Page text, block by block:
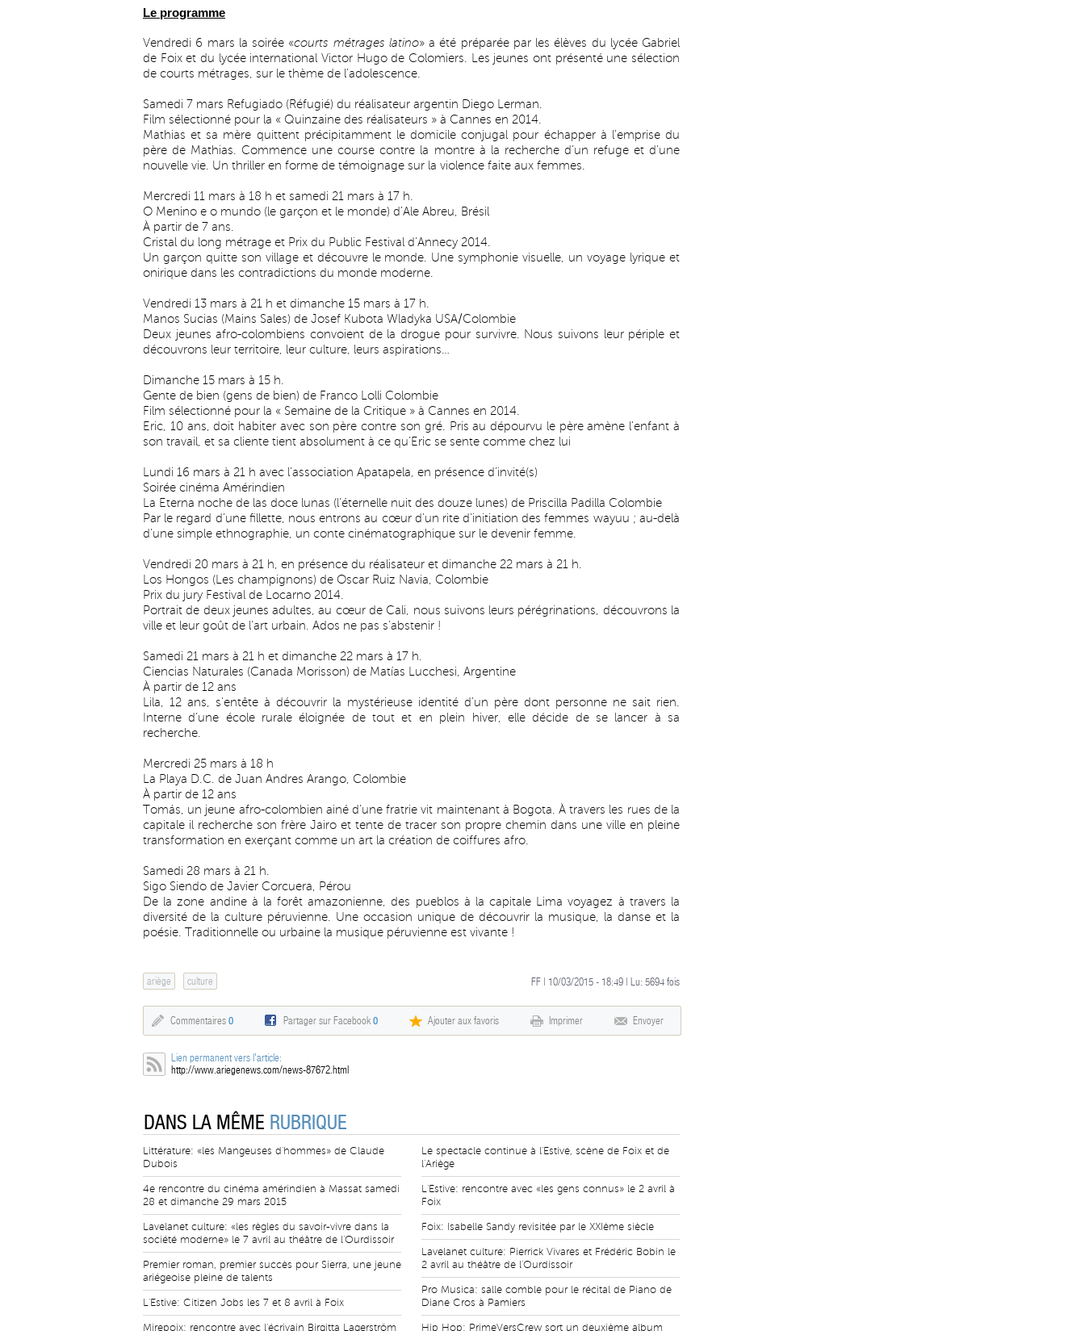
Le programme
Vendredi 6 mars la soirée «courts métrages latino» a été préparée par les élèves du lycée Gabriel
de Foix et du lycée international Victor Hugo de Colomiers. Les jeunes ont présenté une sélection
de courts métrages, sur le thème de l’adolescence.
Samedi 7 mars Refugiado (Réfugié) du réalisateur argentin Diego Lerman.
Film sélectionné pour la « Quinzaine des réalisateurs » à Cannes en 2014.
Mathias et sa mère quittent précipitamment le domicile conjugal pour échapper à l’emprise du
père de Mathias. Commence une course contre la montre à la recherche d’un refuge et d’une
nouvelle vie. Un thriller en forme de témoignage sur la violence faite aux femmes.
Mercredi 11 mars à 18 h et samedi 21 mars à 17 h.
O Menino e o mundo (le garçon et le monde) d’Ale Abreu, Brésil
À partir de 7 ans.
Cristal du long métrage et Prix du Public Festival d’Annecy 2014.
Un garçon quitte son village et découvre le monde. Une symphonie visuelle, un voyage lyrique et
onirique dans les contradictions du monde moderne.
Vendredi 13 mars à 21 h et dimanche 15 mars à 17 h.
Manos Sucias (Mains Sales) de Josef Kubota Wladyka USA/Colombie
Deux jeunes afro-colombiens convoient de la drogue pour survivre. Nous suivons leur périple et
découvrons leur territoire, leur culture, leurs aspirations…
Dimanche 15 mars à 15 h.
Gente de bien (gens de bien) de Franco Lolli Colombie
Film sélectionné pour la « Semaine de la Critique » à Cannes en 2014.
Eric, 10 ans, doit habiter avec son père contre son gré. Pris au dépourvu le père amène l’enfant à
son travail, et sa cliente tient absolument à ce qu’Eric se sente comme chez lui
Lundi 16 mars à 21 h avec l’association Apatapela, en présence d’invité(s)
Soirée cinéma Amérindien
La Eterna noche de las doce lunas (l’éternelle nuit des douze lunes) de Priscilla Padilla Colombie
Par le regard d’une fillette, nous entrons au cœur d’un rite d’initiation des femmes wayuu ; au-delà
d’une simple ethnographie, un conte cinématographique sur le devenir femme.
Vendredi 20 mars à 21 h, en présence du réalisateur et dimanche 22 mars à 21 h.
Los Hongos (Les champignons) de Oscar Ruiz Navia, Colombie
Prix du jury Festival de Locarno 2014.
Portrait de deux jeunes adultes, au cœur de Cali, nous suivons leurs pérégrinations, découvrons la
ville et leur goût de l’art urbain. Ados ne pas s’abstenir !
Samedi 21 mars à 21 h et dimanche 22 mars à 17 h.
Ciencias Naturales (Canada Morisson) de Matías Lucchesi, Argentine
À partir de 12 ans
Lila, 12 ans, s’entête à découvrir la mystérieuse identité d’un père dont personne ne sait rien.
Interne d’une école rurale éloignée de tout et en plein hiver, elle décide de se lancer à sa
recherche.
Mercredi 25 mars à 18 h
La Playa D.C. de Juan Andres Arango, Colombie
À partir de 12 ans
Tomás, un jeune afro-colombien ainé d’une fratrie vit maintenant à Bogota. À travers les rues de la
capitale il recherche son frère Jairo et tente de tracer son propre chemin dans une ville en pleine
transformation en exerçant comme un art la création de coiffures afro.
Samedi 28 mars à 21 h.
Sigo Siendo de Javier Corcuera, Pérou
De la zone andine à la forêt amazonienne, des pueblos à la capitale Lima voyagez à travers la
diversité de la culture péruvienne. Une occasion unique de découvrir la musique, la danse et la
poésie. Traditionnelle ou urbaine la musique péruvienne est vivante !
ariège culture FF | 10/03/2015 - 18:49 | Lu: 5694 fois
Commentaires 0 Partager sur Facebook0 Ajouter aux favoris Imprimer Envoyer
Lien permanent vers l'article:
http://www.ariegenews.com/news-87672.html
DANS LA MÊME RUBRIQUE
Littérature: «les Mangeuses d'hommes» de Claude
Dubois
4e rencontre du cinéma amérindien à Massat samedi
28 et dimanche 29 mars 2015
Lavelanet culture: «les règles du savoir-vivre dans la
société moderne» le 7 avril au théâtre de l'Ourdissoir
Premier roman, premier succès pour Sierra, une jeune
ariégeoise pleine de talents
L'Estive: Citizen Jobs les 7 et 8 avril à Foix
Mirepoix: rencontre avec l'écrivain Birgitta Lagerström
Le spectacle continue à l'Estive, scène de Foix et de
l'Ariège
L'Estive: rencontre avec «les gens connus» le 2 avril à
Foix
Foix: Isabelle Sandy revisitée par le XXIème siècle
Lavelanet culture: Pierrick Vivares et Frédéric Bobin le
2 avril au théâtre de l'Ourdissoir
Pro Musica: salle comble pour le récital de Piano de
Diane Cros à Pamiers
Hip Hop: PrimeVersCrew sort un deuxième album